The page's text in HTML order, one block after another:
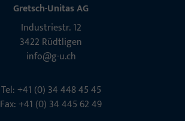
Gretsch-Unitas AG
Indu­s­triestr. 12
3422 Rüdt­ligen
info@g-u.ch
Tel: +41 (0) 34 448 45 45
Fax: +41 (0) 34 445 62 49